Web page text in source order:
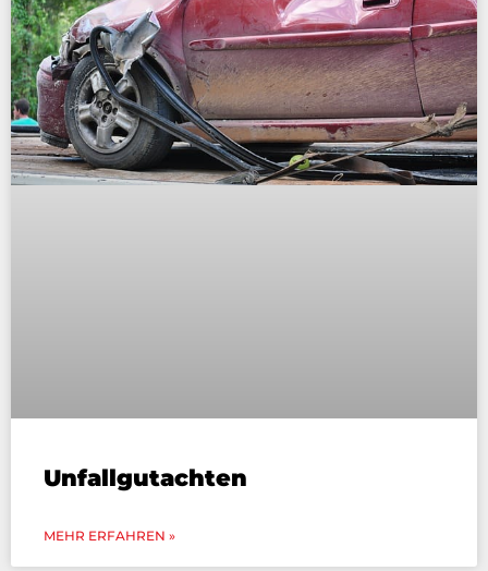
Unfallgutachten
MEHR ERFAHREN »